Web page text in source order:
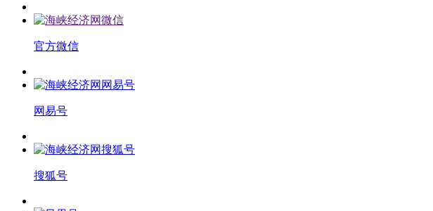
官方微信
网易号
搜狐号